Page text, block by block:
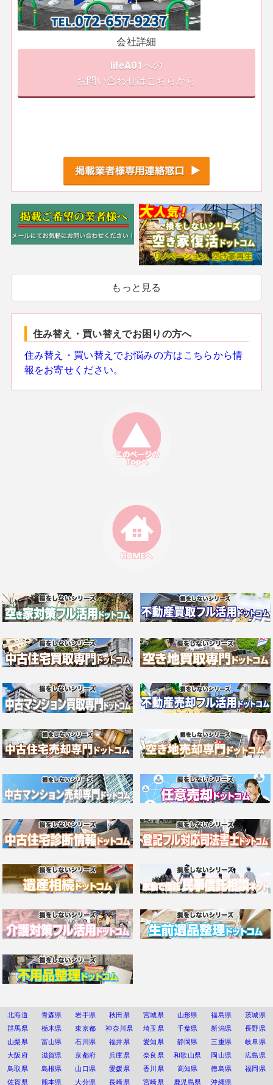
会社詳細
lifeA01への
お問い合わせはこちらから
もっと見る
住み替え・買い替えでお困りの方へ
住み替え・買い替えでお悩みの方はこちらから情
報をお寄せください。
北海道 青森県 岩手県 秋田県 宮城県 山形県 福島県
茨城県
群馬県
栃木県 東京都 神奈川県 埼玉県 千葉県 新潟県
長野県
山梨県
富山県 石川県 福井県 愛知県 静岡県 三重県
岐阜県
大阪府
滋賀県 京都府 兵庫県 奈良県 和歌山県 岡山県
広島県
鳥取県
島根県 山口県 愛媛県 香川県 高知県 徳島県
福岡県
佐賀県
熊本県 大分県 長崎県 宮崎県 鹿児島県 沖縄県